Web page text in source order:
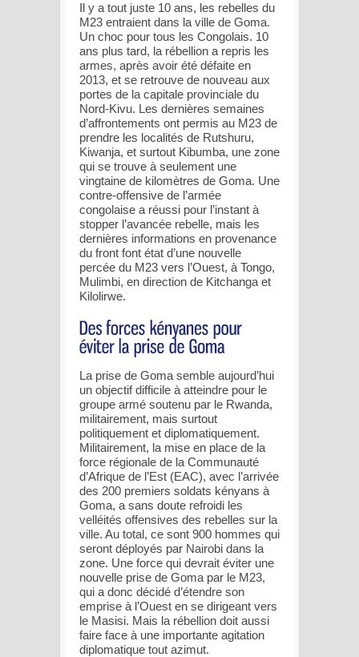
Il y a tout juste 10 ans, les rebelles du
M23 entraient dans la ville de Goma.
Un choc pour tous les Congolais. 10
ans plus tard, la rébellion a repris les
armes, après avoir été défaite en
2013, et se retrouve de nouveau aux
portes de la capitale provinciale du
Nord-Kivu. Les dernières semaines
d’affrontements ont permis au M23 de
prendre les localités de Rutshuru,
Kiwanja, et surtout Kibumba, une zone
qui se trouve à seulement une
vingtaine de kilomètres de Goma. Une
contre-offensive de l’armée
congolaise a réussi pour l’instant à
stopper l’avancée rebelle, mais les
dernières informations en provenance
du front font état d’une nouvelle
percée du M23 vers l’Ouest, à Tongo,
Mulimbi, en direction de Kitchanga et
Kilolirwe.
La prise de Goma semble aujourd’hui
un objectif difficile à atteindre pour le
groupe armé soutenu par le Rwanda,
militairement, mais surtout
politiquement et diplomatiquement.
Militairement, la mise en place de la
force régionale de la Communauté
d’Afrique de l’Est (EAC), avec l’arrivée
des 200 premiers soldats kényans à
Goma, a sans doute refroidi les
velléités offensives des rebelles sur la
ville. Au total, ce sont 900 hommes qui
seront déployés par Nairobi dans la
zone. Une force qui devrait éviter une
nouvelle prise de Goma par le M23,
qui a donc décidé d’étendre son
emprise à l’Ouest en se dirigeant vers
le Masisi. Mais la rébellion doit aussi
faire face à une importante agitation
diplomatique tout azimut.